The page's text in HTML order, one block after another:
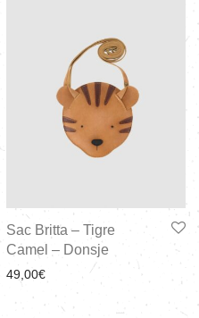
Sac Britta – Tigre
Camel – Donsje
49,00€